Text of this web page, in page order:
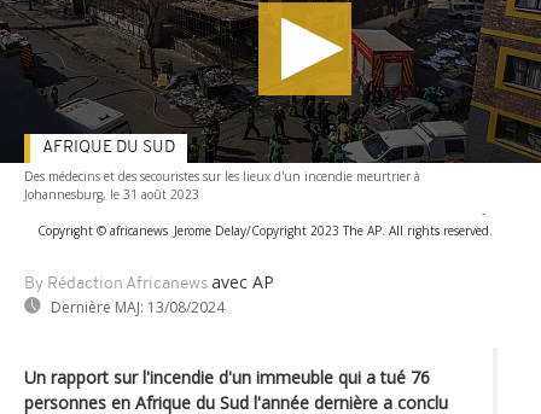
Des médecins et des secouristes sur les lieux d'un incendie meurtrier à
Johannesburg, le 31 août 2023
-
Copyright © africanews Jerome Delay/Copyright 2023 The AP. All rights reserved.
By Rédaction Africanews avec AP
Dernière MAJ: 13/08/2024
AFRIQUE DU SUD
Un rapport sur l'incendie d'un immeuble qui a tué 76
personnes en Afrique du Sud l'année dernière a conclu